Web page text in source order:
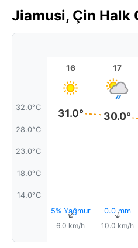
Jiamusi, Çin Halk
32.0°C
28.0°C
23.0°C
18.0°C
14.0°C
16
31.0°
5% Yağmur
↑
6.0 km/h
17
30.0°
0.0 mm
↑
10.0 km/h